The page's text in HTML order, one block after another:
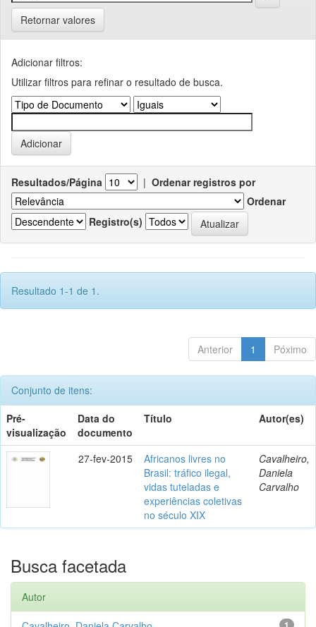
Retornar valores
Adicionar filtros:
Utilizar filtros para refinar o resultado de busca.
Resultados/Página | Ordenar registros por
Ordenar
Registro(s)
Resultado 1-1 de 1.
Anterior 1 Póximo
Conjunto de itens:
Pré-
visualização
Data do
documento
Título Autor(es)
27-fev-2015
Africanos livres no
Brasil: tráfico ilegal,
vidas tuteladas e
experiências coletivas
no século XIX
Cavalheiro,
Daniela
Carvalho
Busca facetada
Autor